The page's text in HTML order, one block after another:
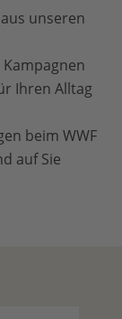
unseren
Ihren Alltag
beim WWF
auf Sie